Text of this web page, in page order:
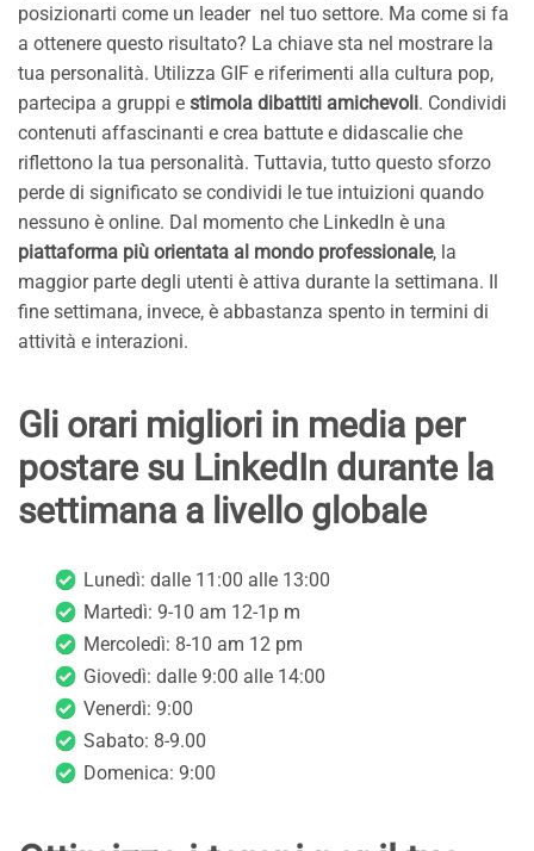
posizionarti come un leader nel tuo settore. Ma come si fa
a ottenere questo risultato? La chiave sta nel mostrare la
tua personalità. Utilizza GIF e riferimenti alla cultura pop,
partecipa a gruppi e stimola dibattiti amichevoli. Condividi
contenuti affascinanti e crea battute e didascalie che
riflettono la tua personalità. Tuttavia, tutto questo sforzo
perde di significato se condividi le tue intuizioni quando
nessuno è online. Dal momento che LinkedIn è una
piattaforma più orientata al mondo professionale, la
maggior parte degli utenti è attiva durante la settimana. Il
fine settimana, invece, è abbastanza spento in termini di
attività e interazioni.
Gli orari migliori in media per
postare su LinkedIn durante la
settimana a livello globale
Lunedì: dalle 11:00 alle 13:00
Martedì: 9-10 am 12-1p m
Mercoledì: 8-10 am 12 pm
Giovedì: dalle 9:00 alle 14:00
Venerdì: 9:00
Sabato: 8-9.00
Domenica: 9:00